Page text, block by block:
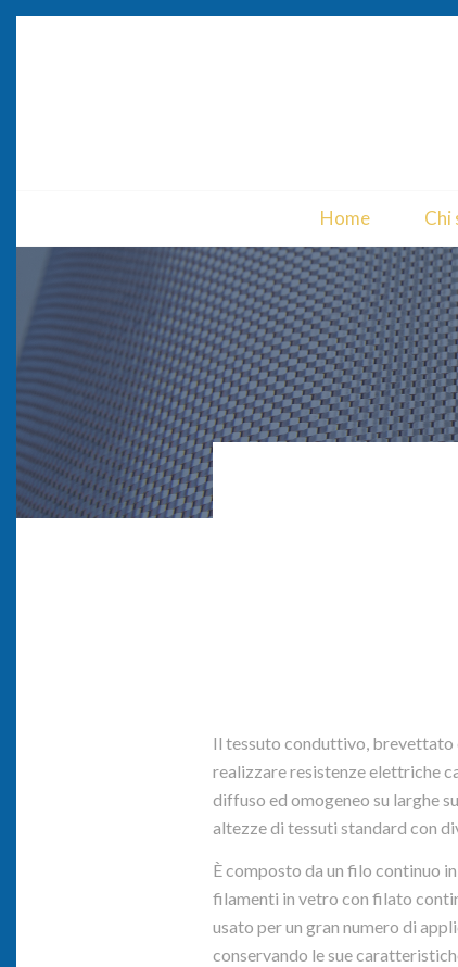
Home Chi
Il tessuto conduttivo, brevettato
realizzare resistenze elettriche
diffuso ed omogeneo su larghe
altezze di tessuti standard con
È composto da un filo continuo
filamenti in vetro con filato
usato per un gran numero di
conservando le sue